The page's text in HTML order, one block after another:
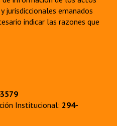
jurisdiccionales emanados
indicar las razones que
Institucional: 294-